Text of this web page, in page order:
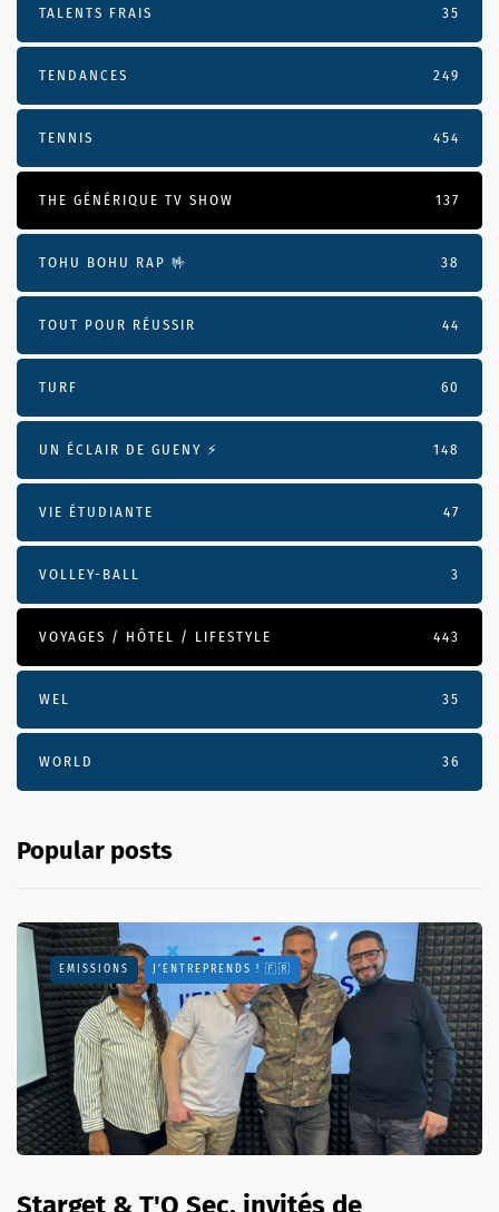
TALENTS FRAIS 35
TENDANCES 249
TENNIS 454
THE GÉNÉRIQUE TV SHOW 137
TOHU BOHU RAP 🤟 38
TOUT POUR RÉUSSIR 44
TURF 60
UN ÉCLAIR DE GUENY ⚡️ 148
VIE ÉTUDIANTE 47
VOLLEY-BALL 3
VOYAGES / HÔTEL / LIFESTYLE 443
WEL 35
WORLD 36
Popular posts
EMISSIONS J'ENTREPRENDS ! 🇫🇷
Starget & T'O Sec, invités de